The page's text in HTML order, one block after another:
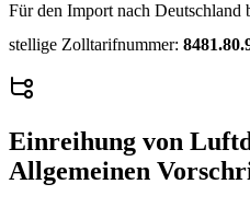
Für den Import nach Deutschland
stellige Zolltarifnummer:
Einreihung von
Allgemeinen